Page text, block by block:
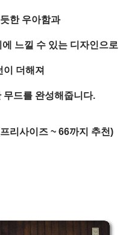
한 우아함과
느낄 수 있는 디자인으로
이 더해져
드를 완성해줍니다.
리사이즈 ~ 66까지 추천)